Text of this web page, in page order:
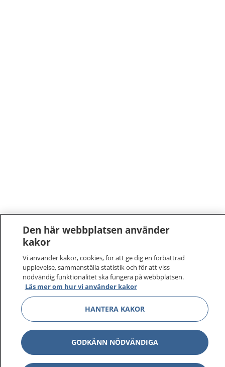
Den här webbplatsen använder
kakor
Vi använder kakor, cookies, för att ge dig en förbättrad
upplevelse, sammanställa statistik och för att viss
nödvändig funktionalitet ska fungera på webbplatsen.
Läs mer om hur vi använder kakor
HANTERA KAKOR
GODKÄNN NÖDVÄNDIGA